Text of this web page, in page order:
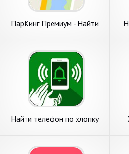
ПарКинг Премиум - Найти
Найти телефон по хлопку